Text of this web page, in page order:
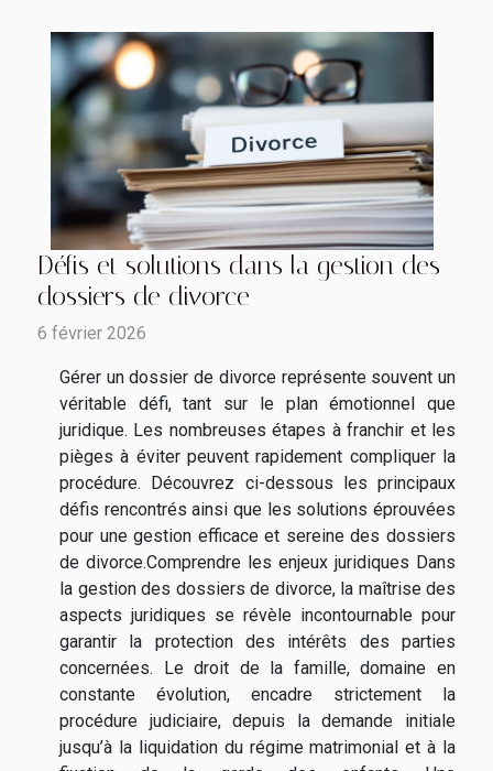
Défis et solutions dans la gestion des
dossiers de divorce
6 février 2026
Gérer un dossier de divorce représente souvent un
véritable défi, tant sur le plan émotionnel que
juridique. Les nombreuses étapes à franchir et les
pièges à éviter peuvent rapidement compliquer la
procédure. Découvrez ci-dessous les principaux
défis rencontrés ainsi que les solutions éprouvées
pour une gestion efficace et sereine des dossiers
de divorce.Comprendre les enjeux juridiques Dans
la gestion des dossiers de divorce, la maîtrise des
aspects juridiques se révèle incontournable pour
garantir la protection des intérêts des parties
concernées. Le droit de la famille, domaine en
constante évolution, encadre strictement la
procédure judiciaire, depuis la demande initiale
jusqu’à la liquidation du régime matrimonial et à la